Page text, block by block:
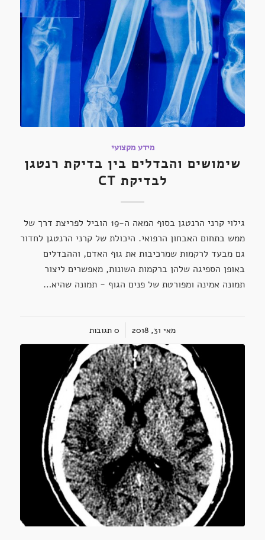
מידע מקצועי
שימושים והבדלים בין בדיקת רנטגן
לבדיקת CT
גילוי קרני הרנטגן בסוף המאה ה-19 הוביל לפריצת דרך של
ממש בתחום האבחון הרפואי. היכולת של קרני הרנטגן לחדור
גם מבעד לרקמות שמרכיבות את גוף האדם, וההבדלים
באופן הספיגה שלהן ברקמות השונות, מאפשרים ליצור
תמונה אמינה ומפורטת של פנים הגוף - תמונה שהיא…
מאי 31, 2018
/ 0 תגובות